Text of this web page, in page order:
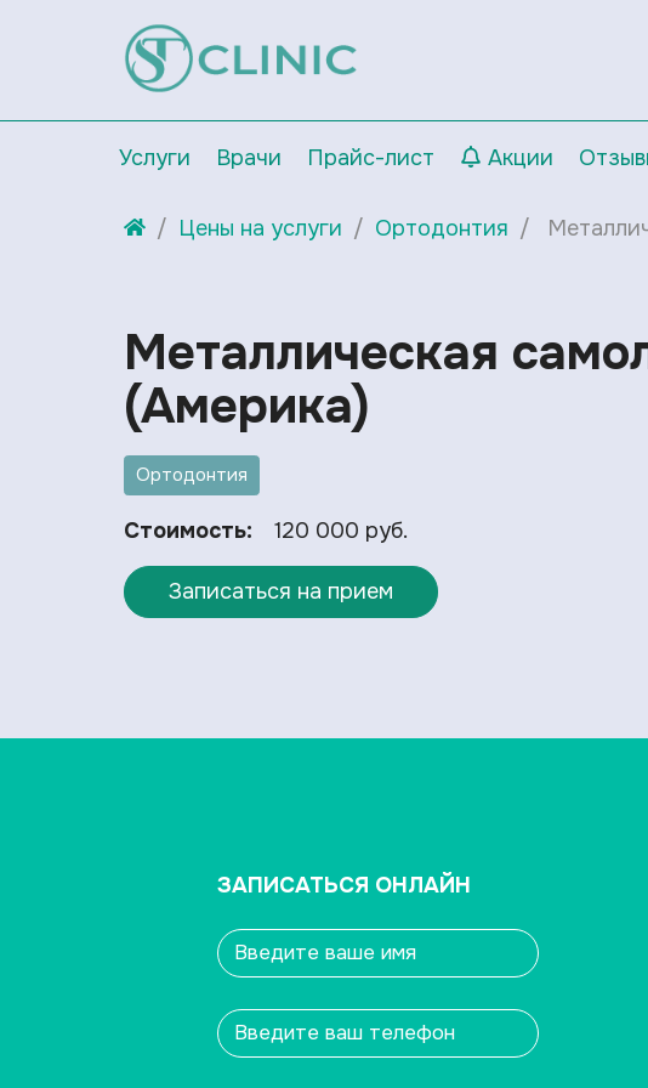
Услуги Врачи Прайс-лист Акции
Цены на услуги Ортодонтия
Металлическая
(Америка)
Ортодонтия
Стоимость: 120 000 руб.
Записаться на прием
ЗАПИСАТЬСЯ ОНЛАЙН